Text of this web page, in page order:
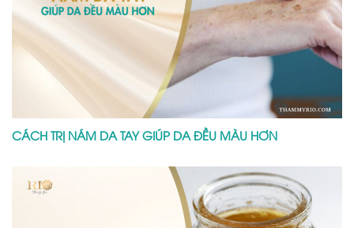
CÁCH TRỊ NÁM DA TAY GIÚP DA ĐỀU MÀU HƠN